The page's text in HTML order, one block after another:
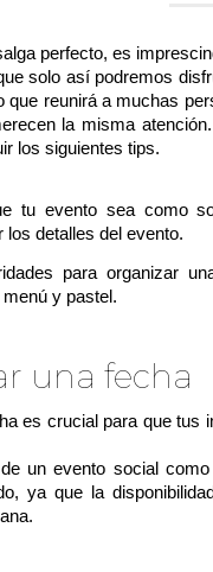
perfecto, es
solo así podremos
que reunirá a muchas
la misma
los siguientes tips.
tu evento sea como
detalles del evento.
para organizar
y pastel.
una fecha
es crucial para que tus
un evento social
ya que la